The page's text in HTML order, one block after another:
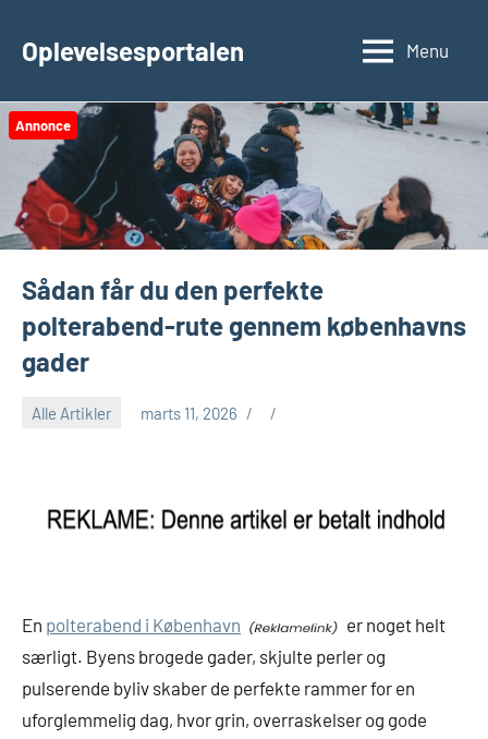
Oplevelsesportalen Menu
Annonce
Sådan får du den perfekte
polterabend-rute gennem københavns
gader
Alle Artikler marts 11, 2026
En polterabend i København
er noget helt
særligt. Byens brogede gader, skjulte perler og
pulserende byliv skaber de perfekte rammer for en
uforglemmelig dag, hvor grin, overraskelser og gode